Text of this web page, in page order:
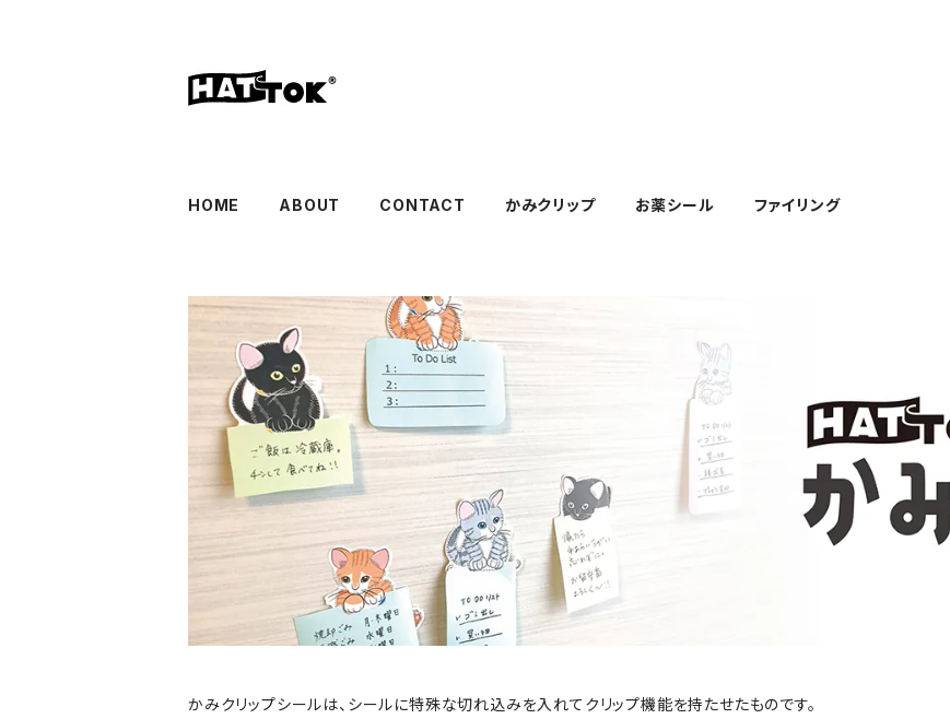
HOME ABOUT CONTACT かみクリップ お薬シール ファイリング
かみクリップシールは、シールに特殊な切れ込みを入れてクリップ機能を持たせたものです。